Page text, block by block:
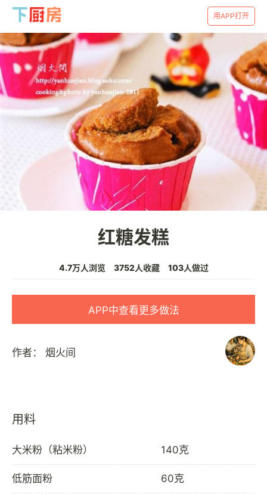
用APP打开
红糖发糕
4.7万人浏览 3752人收藏 103人做过
APP中查看更多做法
作者： 烟火间
用料
大米粉（粘米粉） 140克
低筋面粉 60克